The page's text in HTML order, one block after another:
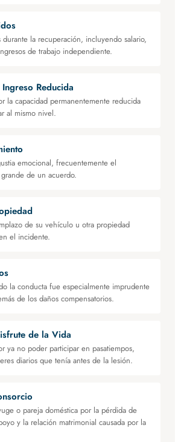
durante la recuperación, incluyendo salario,
de trabajo independiente.
Reducida
la capacidad permanentemente reducida
al mismo nivel.
emocional, frecuentemente el
de un acuerdo.
de su vehículo u otra propiedad
el incidente.
la conducta fue especialmente imprudente
de los daños compensatorios.
de la Vida
ya no poder participar en pasatiempos,
diarios que tenía antes de la lesión.
o pareja doméstica por la pérdida de
y la relación matrimonial causada por la